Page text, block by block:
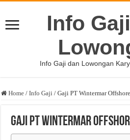
Info
Info Gaji dan Lowongan
Home / Info Gaji / Gaji PT Wintermar
Gaji PT Wintermar